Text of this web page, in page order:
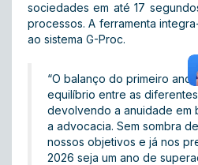
sociedades em até 17
processos. A ferramenta
ao sistema G-Proc.
“O balanço do primeiro ano
equilíbrio entre as
devolvendo a anuidade em
a advocacia. Sem sombra
nossos objetivos e já nos
2026 seja um ano de